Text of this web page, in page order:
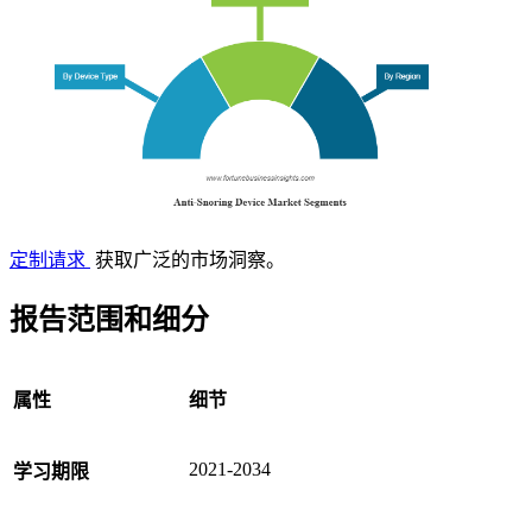
定制请求 获取广泛的市场洞察。
报告范围和细分
属性 细节
学习期限 2021-2034